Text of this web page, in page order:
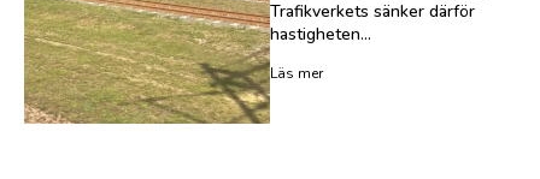
Trafikverkets sänker därför
hastigheten...
Läs mer